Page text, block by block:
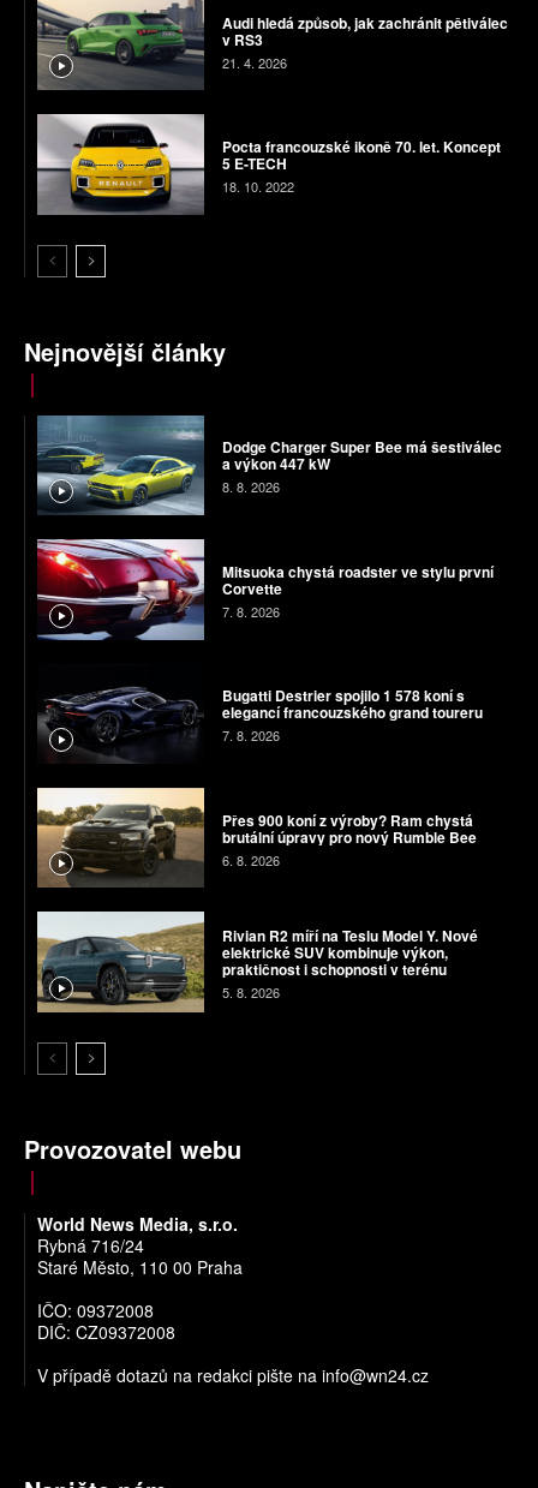
Audi hledá způsob, jak zachránit pětiválec
v RS3
21. 4. 2026
Pocta francouzské ikoně 70. let. Koncept
5 E-TECH
18. 10. 2022
Nejnovější články
Dodge Charger Super Bee má šestiválec
a výkon 447 kW
8. 8. 2026
Mitsuoka chystá roadster ve stylu první
Corvette
7. 8. 2026
Bugatti Destrier spojilo 1 578 koní s
elegancí francouzského grand toureru
7. 8. 2026
Přes 900 koní z výroby? Ram chystá
brutální úpravy pro nový Rumble Bee
6. 8. 2026
Rivian R2 míří na Teslu Model Y. Nové
elektrické SUV kombinuje výkon,
praktičnost i schopnosti v terénu
5. 8. 2026
Provozovatel webu
World News Media, s.r.o.
Rybná 716/24
Staré Město, 110 00 Praha
IČO: 09372008
DIČ: CZ09372008
V případě dotazů na redakci pište na info@wn24.cz